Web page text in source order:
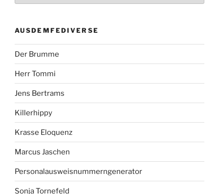
AUSDEMFEDIVERSE
Der Brumme
Herr Tommi
Jens Bertrams
Killerhippy
Krasse Eloquenz
Marcus Jaschen
Personalausweisnummerngenerator
Sonja Tornefeld